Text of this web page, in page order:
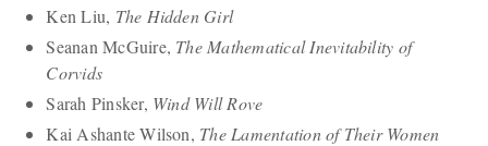
Ken Liu, The Hidden Girl
Seanan McGuire, The Mathematical Inevitability of
Corvids
Sarah Pinsker, Wind Will Rove
Kai Ashante Wilson, The Lamentation of Their Women